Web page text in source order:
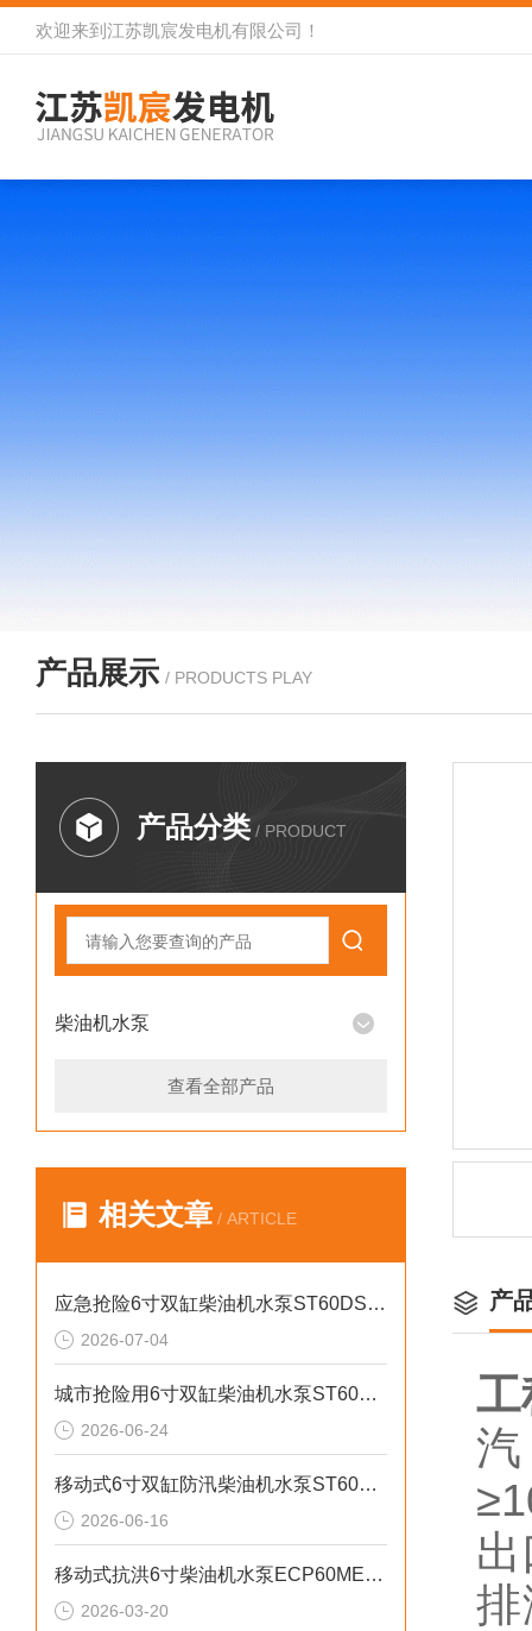
欢迎来到 江苏凯宸发电机有限公司 ！
产品展示 / PRODUCTS PLAY
产品分类 / PRODUCT
柴油机水泵
查看全部产品
相关文章 / ARTICLE
应急抢险6寸双缸柴油机水泵ST60DS产品介绍
2026-07-04
城市抢险用6寸双缸柴油机水泵ST60DS产品介绍
2026-06-24
移动式6寸双缸防汛柴油机水泵ST60SD产品介绍
2026-06-16
移动式抗洪6寸柴油机水泵ECP60ME产品介绍
2026-03-20
产
工